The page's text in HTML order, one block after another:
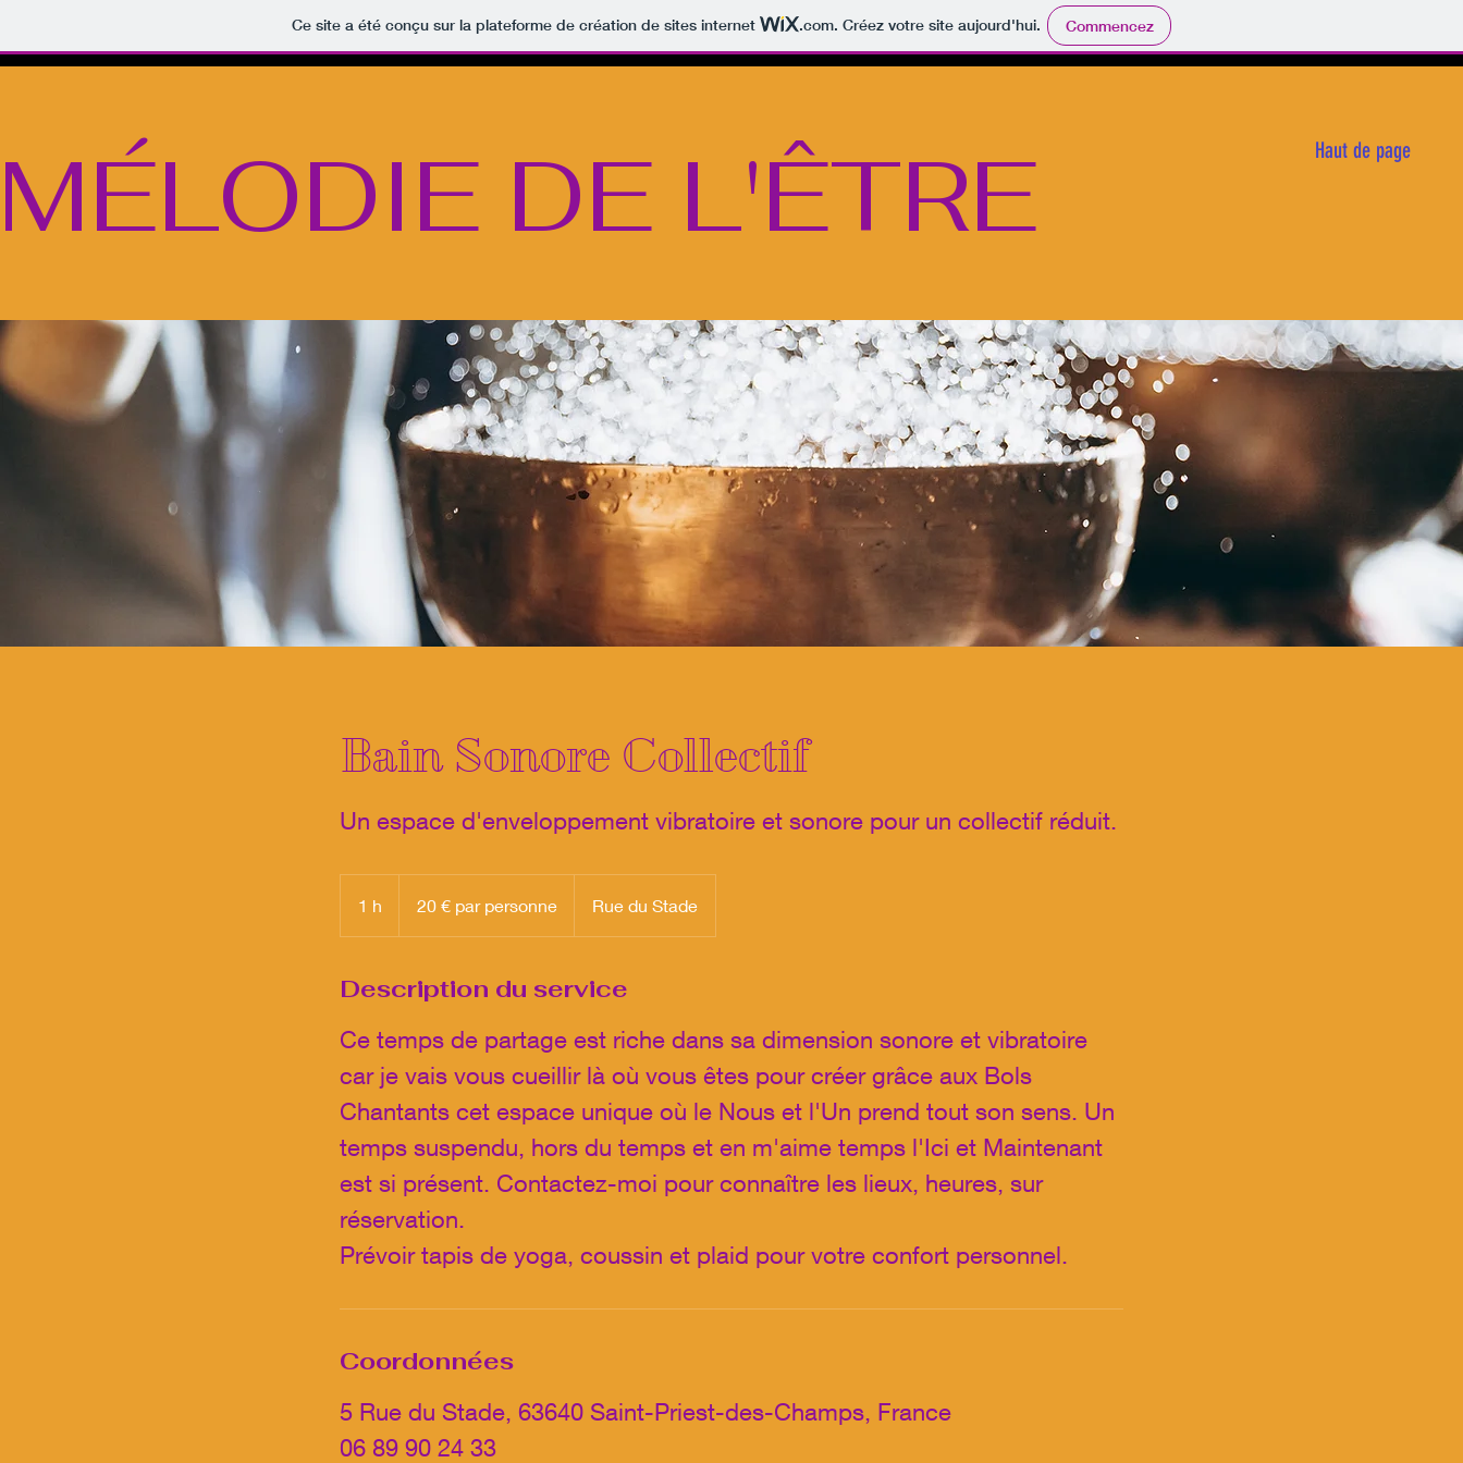
Ce site a été conçu sur la plateforme de création de sites internet .com. Créez votre site aujourd'hui. Commencez
DE L'ÊTRE Haut de page
Bain Sonore Collectif
Un espace d'enveloppement vibratoire et sonore pour un collectif réduit.
1 h 20 € par personne Rue du Stade
Description du service
Ce temps de partage est riche dans sa dimension sonore et vibratoire
car je vais vous cueillir là où vous êtes pour créer grâce aux Bols
Chantants cet espace unique où le Nous et l'Un prend tout son sens. Un
temps suspendu, hors du temps et en m'aime temps l'Ici et Maintenant
est si présent. Contactez-moi pour connaître les lieux, heures, sur
réservation.
Prévoir tapis de yoga, coussin et plaid pour votre confort personnel.
Coordonnées
5 Rue du Stade, 63640 Saint-Priest-des-Champs, France
06 89 90 24 33